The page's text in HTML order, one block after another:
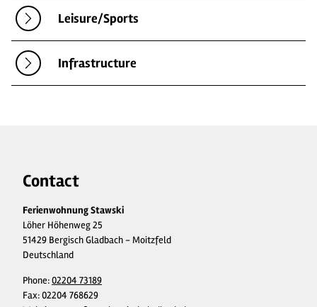
Leisure/Sports
Infrastructure
Contact
Ferienwohnung Stawski
Löher Höhenweg 25
51429 Bergisch Gladbach - Moitzfeld
Deutschland
Phone:02204 73189
Fax:02204 768629